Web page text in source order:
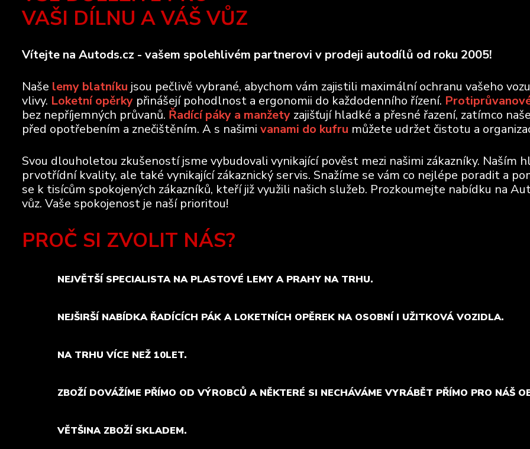
VAŠI DÍLNU A VÁŠ VŮZ
Vítejte na Autods.cz - vašem spolehlivém partnerovi v prodeji autodílů od roku 2005!
Naše lemy blatníku jsou pečlivě vybrané, abychom vám zajistili maximální ochranu vašeho
vlivy. Loketní opěrky přinášejí pohodlnost a ergonomii do každodenního řízení.
bez nepříjemných průvanů. Řadící páky a manžety zajišťují hladké a přesné řazení, zatímco
před opotřebením a znečištěním. A s našimi vanami do kufru můžete udržet čistotu a
Svou dlouholetou zkušeností jsme vybudovali vynikající pověst mezi našimi zákazníky. Naším
prvotřídní kvality, ale také vynikající zákaznický servis. Snažíme se vám co nejlépe poradit a
se k tisícům spokojených zákazníků, kteří již využili našich služeb. Prozkoumejte nabídku na
vůz. Vaše spokojenost je naší prioritou!
PROČ SI ZVOLIT NÁS?
NEJVĚTŠÍ SPECIALISTA NA PLASTOVÉ LEMY A PRAHY NA TRHU.
NEJŠIRŠÍ NABÍDKA ŘADÍCÍCH PÁK A LOKETNÍCH OPĚREK NA OSOBNÍ I UŽITKOVÁ VOZIDLA.
NA TRHU VÍCE NEŽ 10LET.
ZBOŽÍ DOVÁŽÍME PŘÍMO OD VÝROBCŮ A NĚKTERÉ SI NECHÁVÁME VYRÁBĚT PŘÍMO PRO NÁŠ
VĚTŠINA ZBOŽÍ SKLADEM.